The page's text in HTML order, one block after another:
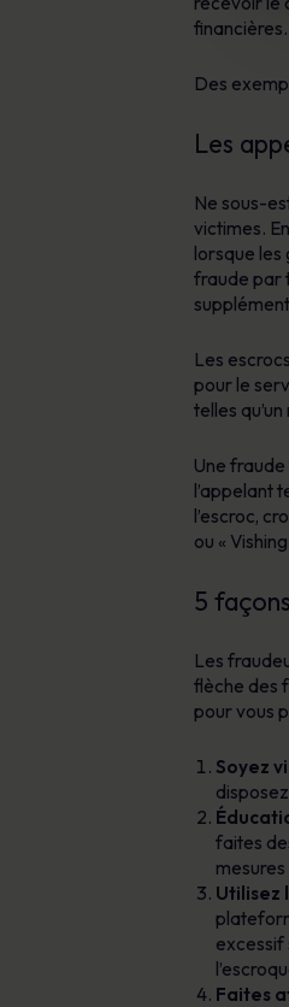
financières.
Des
Les
Ne sous-
victimes.
lorsque les
fraude par
Les
pour le
telles
Une
l’appelant
l’escroc,
ou «
5
Les
flèche des
pour vous
Soyez
faites
Utilisez
excessif
Faites